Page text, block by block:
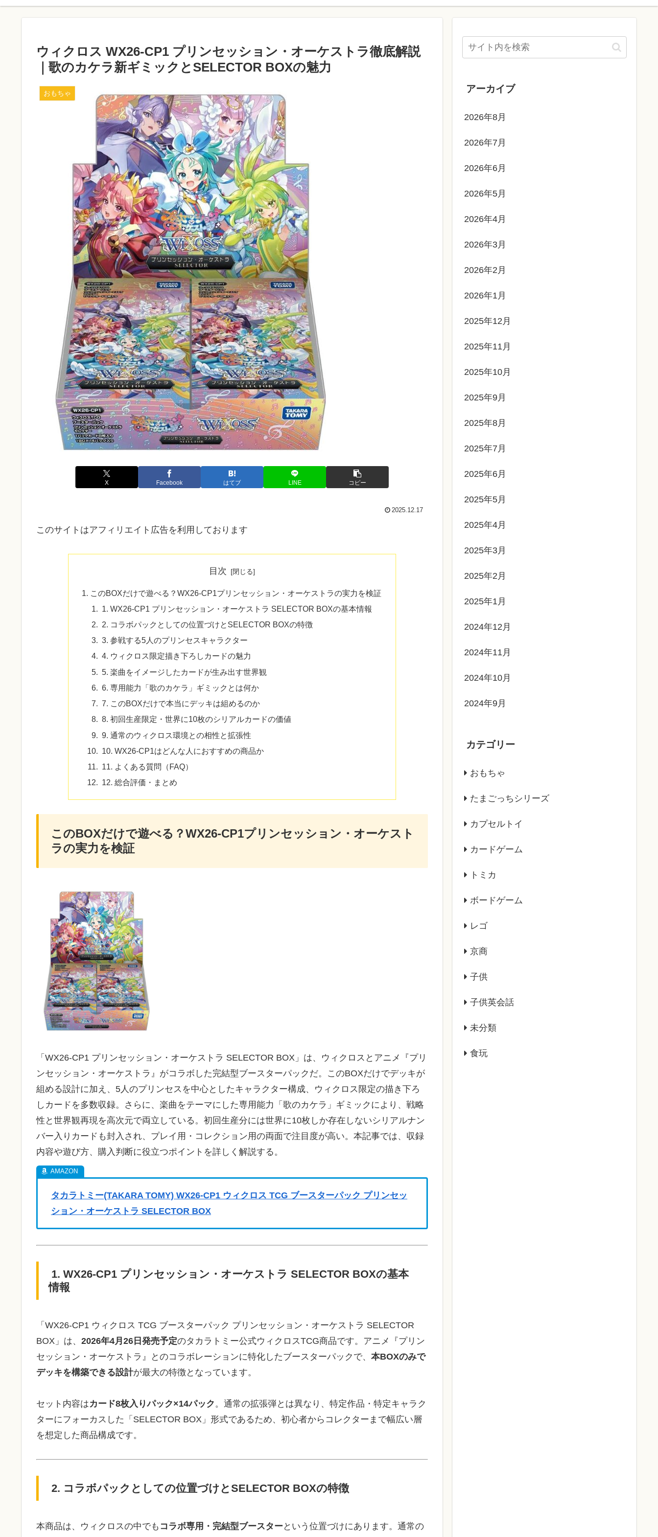
ウィクロス WX26-CP1 プリンセッション・オーケストラ徹底解説
｜歌のカケラ新ギミックとSELECTOR BOXの魅力
おもちゃ
X Facebook はてブ LINE コピー
2025.12.17
このサイトはアフィリエイト広告を利用しております
目次
このBOXだけで遊べる？WX26-CP1プリンセッション・オーケストラの実力を検証
1. WX26-CP1 プリンセッション・オーケストラ SELECTOR BOXの基本情報
2. コラボパックとしての位置づけとSELECTOR BOXの特徴
3. 参戦する5人のプリンセスキャラクター
4. ウィクロス限定描き下ろしカードの魅力
5. 楽曲をイメージしたカードが生み出す世界観
6. 専用能力「歌のカケラ」ギミックとは何か
7. このBOXだけで本当にデッキは組めるのか
8. 初回生産限定・世界に10枚のシリアルカードの価値
9. 通常のウィクロス環境との相性と拡張性
10. WX26-CP1はどんな人におすすめの商品か
11. よくある質問（FAQ）
12. 総合評価・まとめ
このBOXだけで遊べる？WX26-CP1プリンセッション・オーケスト
ラの実力を検証
「WX26-CP1 プリンセッション・オーケストラ SELECTOR BOX」は、ウィクロスとアニメ『プリ
ンセッション・オーケストラ』がコラボした完結型ブースターパックだ。このBOXだけでデッキが
組める設計に加え、5人のプリンセスを中心としたキャラクター構成、ウィクロス限定の描き下ろ
しカードを多数収録。さらに、楽曲をテーマにした専用能力「歌のカケラ」ギミックにより、戦略
性と世界観再現を高次元で両立している。初回生産分には世界に10枚しか存在しないシリアルナン
バー入りカードも封入され、プレイ用・コレクション用の両面で注目度が高い。本記事では、収録
内容や遊び方、購入判断に役立つポイントを詳しく解説する。
タカラトミー(TAKARA TOMY) WX26-CP1 ウィクロス TCG ブースターパック プリンセッ
ション・オーケストラ SELECTOR BOX
1. WX26-CP1 プリンセッション・オーケストラ SELECTOR BOXの基本
情報
「WX26-CP1 ウィクロス TCG ブースターパック プリンセッション・オーケストラ SELECTOR
BOX」は、 2026年4月26日発売予定のタカラトミー公式ウィクロスTCG商品です。アニメ『プリン
セッション・オーケストラ』とのコラボレーションに特化したブースターパックで、 本BOXのみで
デッキを構築できる設計が最大の特徴となっています。
セット内容はカード8枚入りパック×14パック。通常の拡張弾とは異なり、特定作品・特定キャラク
ターにフォーカスした「SELECTOR BOX」形式であるため、初心者からコレクターまで幅広い層
を想定した商品構成です。
2. コラボパックとしての位置づけとSELECTOR BOXの特徴
本商品は、ウィクロスの中でも コラボ専用・完結型ブースターという位置づけにあります。通常の
アーカイブ
2026年8月
2026年7月
2026年6月
2026年5月
2026年4月
2026年3月
2026年2月
2026年1月
2025年12月
2025年11月
2025年10月
2025年9月
2025年8月
2025年7月
2025年6月
2025年5月
2025年4月
2025年3月
2025年2月
2025年1月
2024年12月
2024年11月
2024年10月
2024年9月
カテゴリー
おもちゃ
たまごっちシリーズ
カプセルトイ
カードゲーム
トミカ
ボードゲーム
レゴ
京商
子供
子供英会話
未分類
食玩